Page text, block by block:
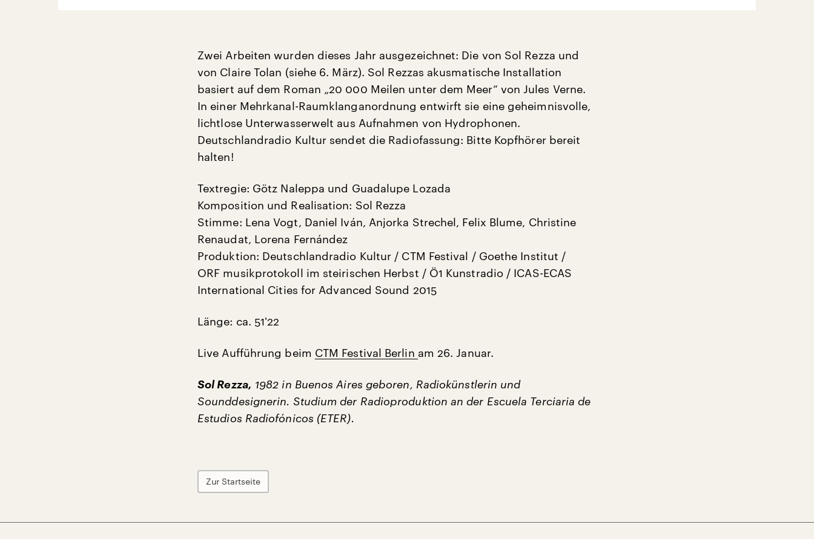
Zwei Arbeiten wurden dieses Jahr ausgezeichnet: Die von Sol Rezza und
von Claire Tolan (siehe 6. März). Sol Rezzas akusmatische Installation
basiert auf dem Roman „20 000 Meilen unter dem Meer“ von Jules Verne.
In einer Mehrkanal-Raumklanganordnung entwirft sie eine geheimnisvolle,
lichtlose Unterwasserwelt aus Aufnahmen von Hydrophonen.
Deutschlandradio Kultur sendet die Radiofassung: Bitte Kopfhörer bereit
halten!
Textregie: Götz Naleppa und Guadalupe Lozada
Komposition und Realisation: Sol Rezza
Stimme: Lena Vogt, Daniel Iván, Anjorka Strechel, Felix Blume, Christine
Renaudat, Lorena Fernández
Produktion: Deutschlandradio Kultur / CTM Festival / Goethe Institut /
ORF musikprotokoll im steirischen Herbst / Ö1 Kunstradio / ICAS-ECAS
International Cities for Advanced Sound 2015
Länge: ca. 51'22
Live Aufführung beim CTM Festival Berlin am 26. Januar.
Sol Rezza, 1982 in Buenos Aires geboren, Radiokünstlerin und
Sounddesignerin. Studium der Radioproduktion an der Escuela Terciaria de
Estudios Radiofónicos (ETER).
Zur Startseite